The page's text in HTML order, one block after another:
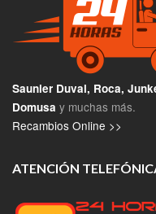
Saunier Duval, Roca,
Domusa y muchas más.
Recambios Online >>
ATENCIÓN